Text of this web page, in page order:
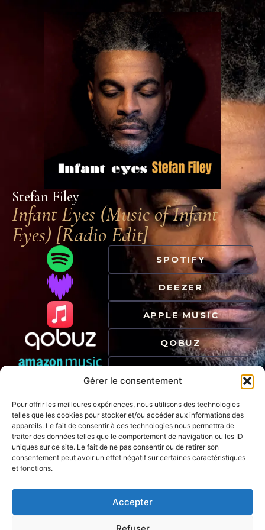
Gérer le consentement
Pour offrir les meilleures expériences, nous utilisons des technologies
telles que les cookies pour stocker et/ou accéder aux informations des
appareils. Le fait de consentir à ces technologies nous permettra de
traiter des données telles que le comportement de navigation ou les ID
uniques sur ce site. Le fait de ne pas consentir ou de retirer son
consentement peut avoir un effet négatif sur certaines caractéristiques
et fonctions.
Accepter
Stefan Filey
Infant Eyes (Music of Infant
Eyes) [Radio Edit]
SPOTIFY
DEEZER
APPLE MUSIC
QOBUZ
QUAI SONRECORDS